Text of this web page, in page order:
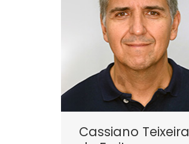
Cassiano Teixeira